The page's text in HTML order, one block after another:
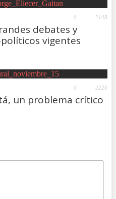
0 2148
debates y
vigentes
0 2220
un problema crítico